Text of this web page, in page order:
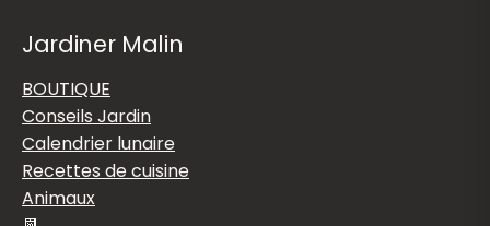
Jardiner Malin
BOUTIQUE
Conseils Jardin
Calendrier lunaire
Recettes de cuisine
Animaux